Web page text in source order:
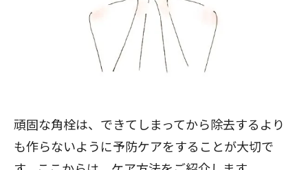
頑固な角栓は、できてしまってから除去するより
も作らないように予防ケアをすることが大切で